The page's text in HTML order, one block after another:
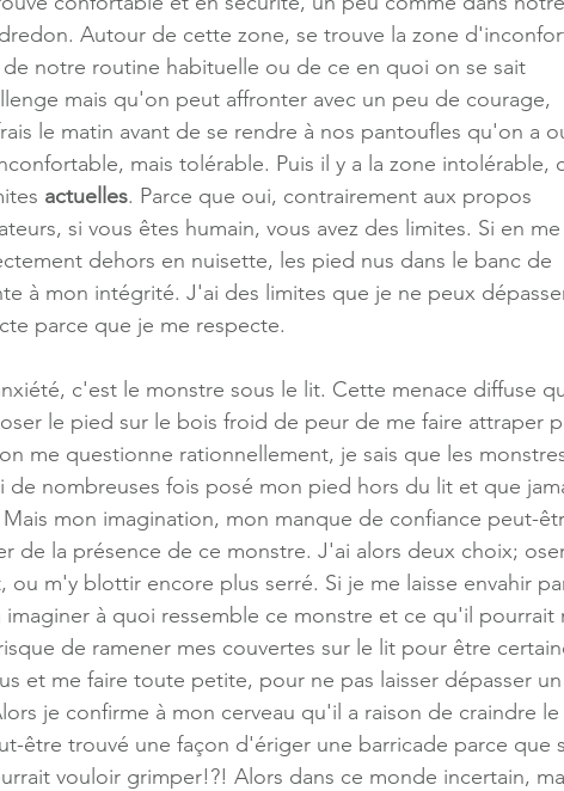
Autour de cette zone, se trouve la zone
notre routine habituelle ou de ce en quoi on se sait
mais qu'on peut affronter avec un peu de courage,
le matin avant de se rendre à nos pantoufles qu'on a
mais tolérable. Puis il y a la zone intolérable,
actuelles. Parce que oui, contrairement aux propos
si vous êtes humain, vous avez des limites. Si en me
dehors en nuisette, les pied nus dans le banc de
à mon intégrité. J'ai des limites que je ne peux
parce que je me respecte.
c'est le monstre sous le lit. Cette menace diffuse
le pied sur le bois froid de peur de me faire attraper
me questionne rationnellement, je sais que les
de nombreuses fois posé mon pied hors du lit et que
mon imagination, mon manque de confiance peut-
de la présence de ce monstre. J'ai alors deux choix;
m'y blottir encore plus serré. Si je me laisse envahir
à quoi ressemble ce monstre et ce qu'il pourrait
de ramener mes couvertes sur le lit pour être
et me faire toute petite, pour ne pas laisser dépasser un
je confirme à mon cerveau qu'il a raison de craindre le
être trouvé une façon d'ériger une barricade parce que
vouloir grimper!?! Alors dans ce monde incertain, ma